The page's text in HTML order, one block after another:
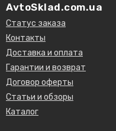
AvtoSklad.com.ua
Статус заказа
Контакты
Доставка и оплата
Гарантии и возврат
Договор оферты
Статьи и обзоры
Каталог